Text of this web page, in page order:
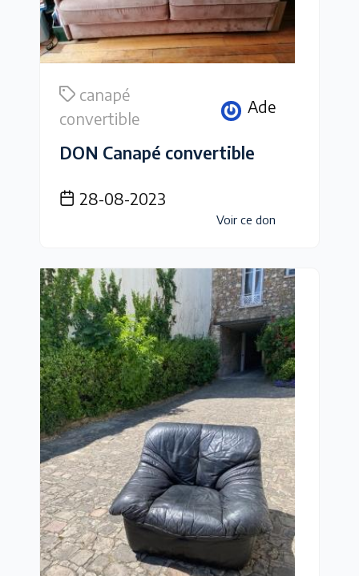
canapé
convertible
Ade
DON Canapé convertible
28-08-2023
Voir ce don